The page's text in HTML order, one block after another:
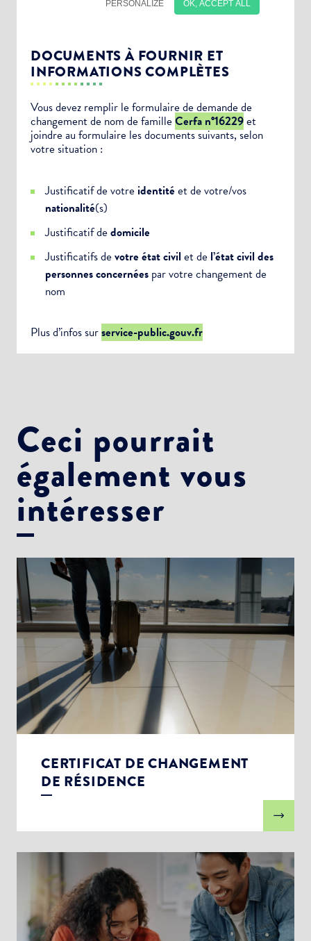
DOCUMENTS À FOURNIR ET
INFORMATIONS COMPLÈTES
Vous devez remplir le formulaire de demande de
changement de nom de famille Cerfa n°16229et
joindre au formulaire les documents suivants, selon
votre situation :
Justificatif de votre identitéet de votre/vos
nationalité(s)
Justificatif de domicile
Justificatifs de votre état civilet de l’état civil des
personnes concernées par votre changement de
nom
Plus d’infos surservice-public.gouv.fr
Ceci pourrait
également vous
intéresser
CERTIFICAT DE CHANGEMENT
DE RÉSIDENCE
Choisissez votre abonnement :
Newsletter Culture
Newsletter Sport et Vie associative